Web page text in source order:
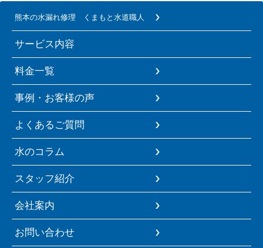
熊本の水漏れ修理 くまもと水道職人
サービス内容
料金一覧
事例・お客様の声
よくあるご質問
水のコラム
スタッフ紹介
会社案内
お問い合わせ